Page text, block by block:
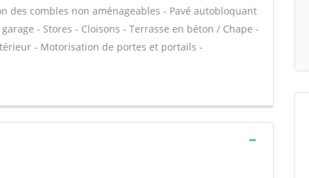
combles non aménageables - Pavé autobloquant
- Stores - Cloisons - Terrasse en béton / Chape -
- Motorisation de portes et portails -